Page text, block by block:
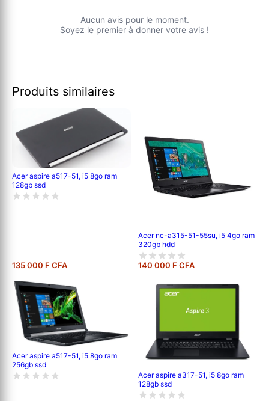
Aucun avis pour le moment.
Soyez le premier à donner votre avis !
Produits similaires
Acer aspire a517-51, i5 8go ram
128gb ssd
135 000 F CFA
Acer nc-a315-51-55su, i5 4go ram
320gb hdd
140 000 F CFA
Acer aspire a517-51, i5 8go ram
256gb ssd
Acer aspire a317-51, i5 8go ram
128gb ssd